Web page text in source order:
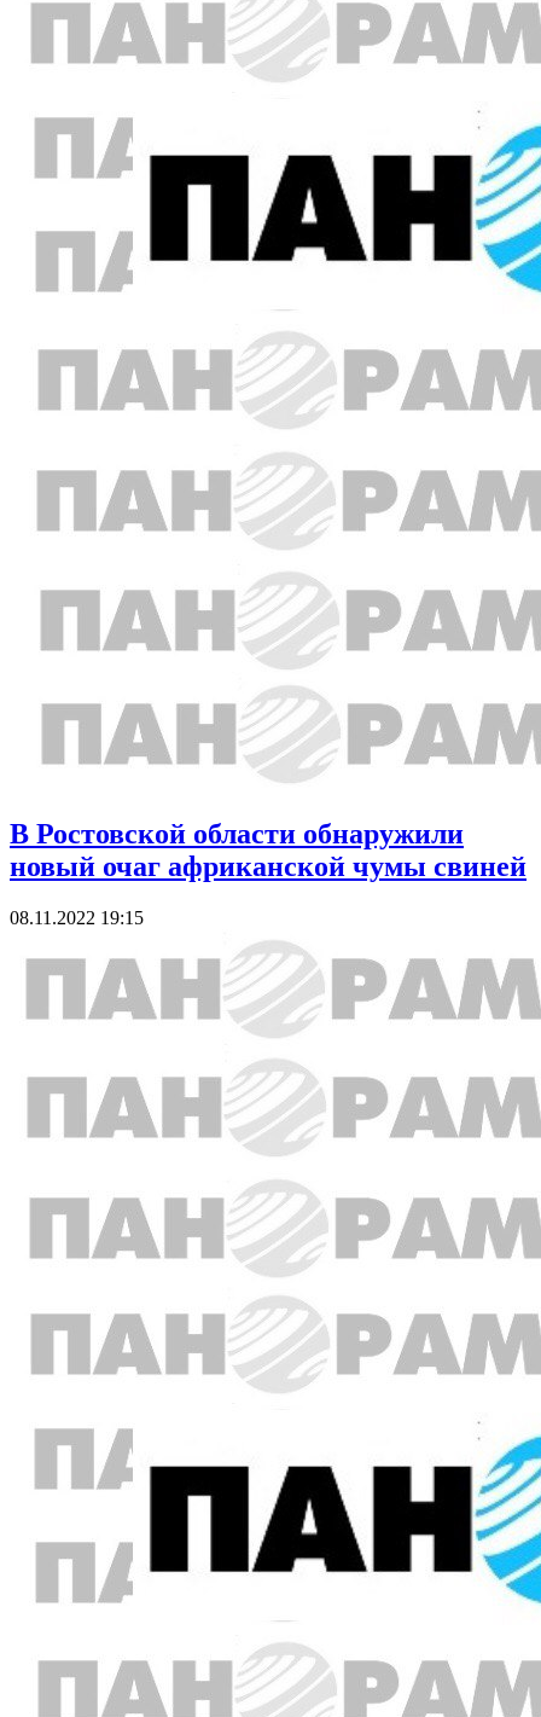
В Ростовской области обнаружили
новый очаг африканской чумы свиней
08.11.2022 19:15